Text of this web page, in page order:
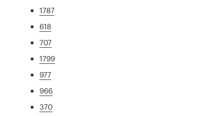
1787
618
707
1799
977
966
370